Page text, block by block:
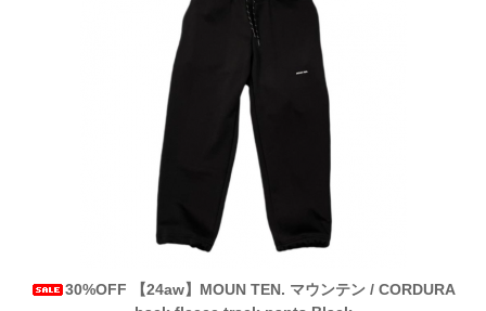
30%OFF 【24aw】MOUN TEN. マウンテン / CORDURA